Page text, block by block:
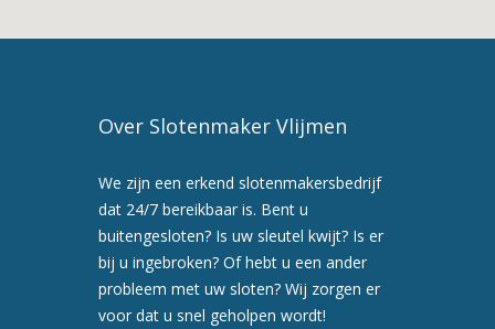
Slotenmaker
afspraak
preventiebezoek
Over Slotenmaker Vlijmen
We zijn een erkend slotenmakersbedrijf
dat 24/7 bereikbaar is. Bent u
buitengesloten? Is uw sleutel kwijt? Is er
bij u ingebroken? Of hebt u een ander
probleem met uw sloten? Wij zorgen er
voor dat u snel geholpen wordt!